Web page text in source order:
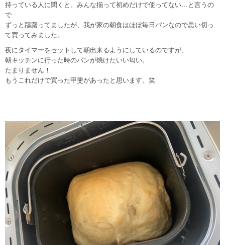
持っている人に聞くと、みんな揃って初めだけで使ってない…と言うの
で
ずっと躊躇ってましたが、我が家の朝食はほぼ毎日パンなので思い切っ
て買ってみました。
夜にタイマーをセットして朝出来るようにしているのですが、
朝キッチンに行った時のパンが焼けたいい匂い。
たまりません！
もうこれだけで買った甲斐があったと思います。笑